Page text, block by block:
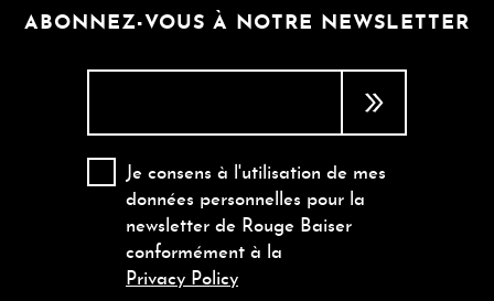
ABONNEZ-VOUS À NOTRE NEWSLETTER
Je consens à l'utilisation de mes
données personnelles pour la
newsletter de Rouge Baiser
conformément à la
Privacy Policy